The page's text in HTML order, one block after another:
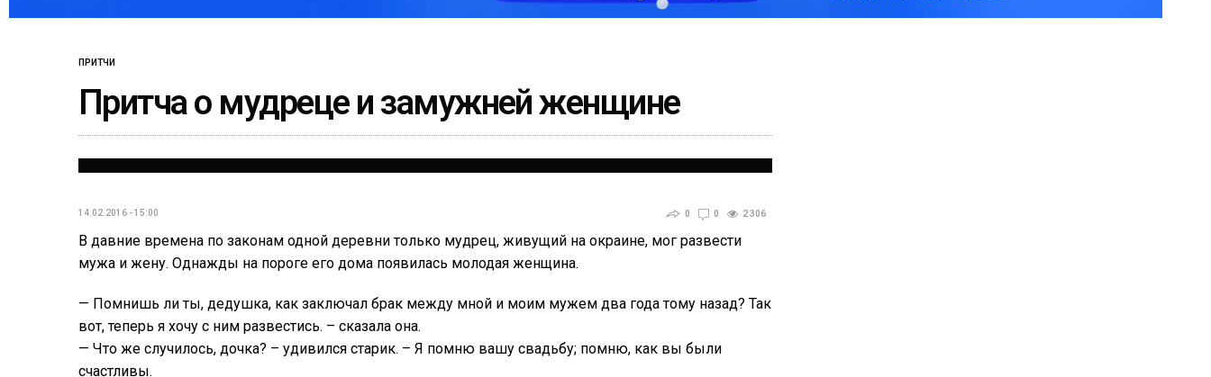
ПРИТЧИ
Притча о мудреце и замужней женщине
14.02.2016 - 15:00 0 0 2 306
В давние времена по законам одной деревни только мудрец, живущий на окраине, мог развести
мужа и жену. Однажды на пороге его дома появилась молодая женщина.
— Помнишь ли ты, дедушка, как заключал брак между мной и моим мужем два года тому назад? Так
вот, теперь я хочу с ним развестись. – сказала она.
— Что же случилось, дочка? – удивился старик. – Я помню вашу свадьбу; помню, как вы были
счастливы.